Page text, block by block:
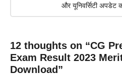
और यूनिवर्सिटी अपडेट
12 thoughts on “CG
Exam Result 2023
Download”